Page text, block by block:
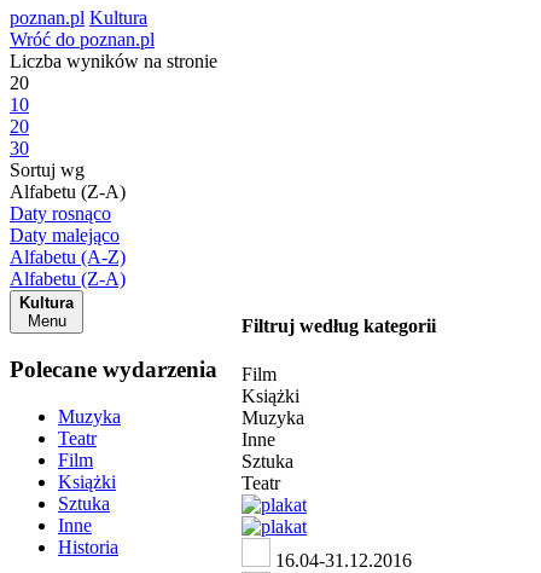
poznan.pl Kultura
Wróć do poznan.pl
Liczba wyników na stronie
20
10
20
30
Sortuj wg
Alfabetu (Z-A)
Daty rosnąco
Daty malejąco
Alfabetu (A-Z)
Alfabetu (Z-A)
Kultura
Menu
Polecane wydarzenia
Muzyka
Teatr
Film
Książki
Sztuka
Inne
Historia
Filtruj według kategorii
Film
Książki
Muzyka
Inne
Sztuka
Teatr
16.04-31.12.2016